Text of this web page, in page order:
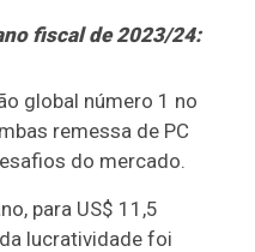
fiscal de 2023/24:
global número 1 no
remessa de PC
do mercado.
para US$ 11,5
lucratividade foi